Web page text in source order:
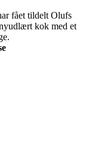
fået tildelt Olufs
kok med et